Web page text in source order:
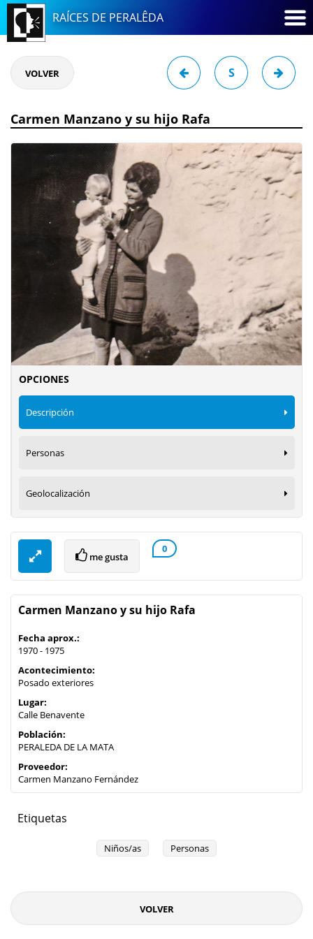
RAÍCES DE PERALÊDA
VOLVER S
Carmen Manzano y su hijo Rafa
OPCIONES
Descripción
Personas
Geolocalización
me gusta
0
Carmen Manzano y su hijo Rafa
Fecha aprox.:
1970 - 1975
Acontecimiento:
Posado exteriores
Lugar:
Calle Benavente
Población:
PERALEDA DE LA MATA
Proveedor:
Carmen Manzano Fernández
Etiquetas
Niños/as Personas
VOLVER